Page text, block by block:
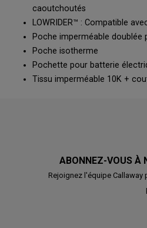
caoutchoutés
LOWRIDER™ : Compatible
Poche imperméable doublée
Poche isotherme
Pochette pour batterie
Tissu imperméable 10K +
ABONNEZ-VOUS À
Rejoignez l'équipe Callaway